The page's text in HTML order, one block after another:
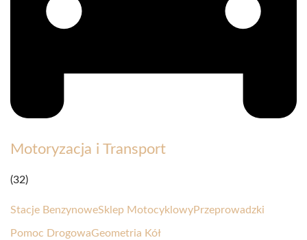
Motoryzacja i Transport
(32)
Stacje BenzynoweSklep MotocyklowyPrzeprowadzki
Pomoc DrogowaGeometria Kół